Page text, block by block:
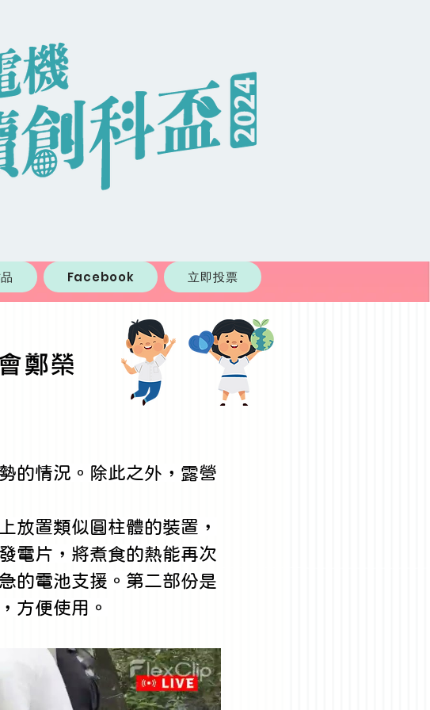
Facebook 立即投票
鄭榮
的情況。除此之外，露營
放置類似圓柱體的裝置，
電片，將煮食的熱能再次
的電池支援。第二部份是
方便使用。